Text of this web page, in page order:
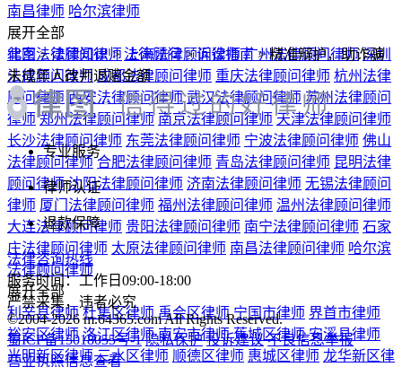
6,350位律师在线
立即提问
热门城市
热门专长
区县推荐
北京律师 上海律师 广州律师 深圳律师 成都律师 重庆律师 杭
州律师 西安律师 武汉律师 苏州律师 郑州律师 南京律师 天津
律师 长沙律师 东莞律师 宁波律师 佛山律师 合肥律师 青岛律
师 昆明律师 沈阳律师 济南律师
温州律师
大连律师 贵阳律师
南昌律师 哈尔滨律师
展开全部
北京法律顾问律师 上海法律顾问律师 广州法律顾问律师 深圳
律图>法律知识>法律顾问>诉讼指南>精准辩护，助诈骗